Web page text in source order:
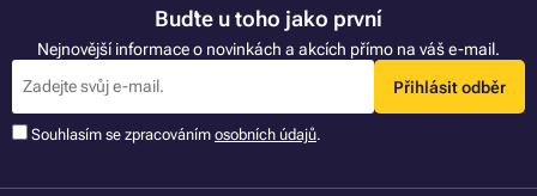
Buďte u toho jako první
Nejnovější informace o novinkách a akcích přímo na váš e-mail.
Přihlásit odběr
Souhlasím se zpracováním osobních údajů.